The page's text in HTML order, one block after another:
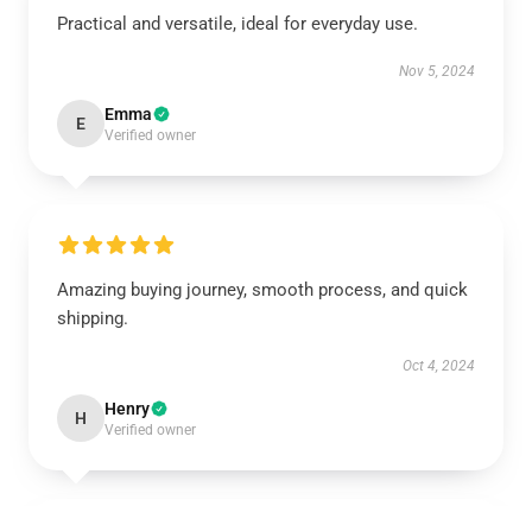
Practical and versatile, ideal for everyday use.
Nov 5, 2024
E Emma
Verified owner
Amazing buying journey, smooth process, and quick
shipping.
Oct 4, 2024
H Henry
Verified owner